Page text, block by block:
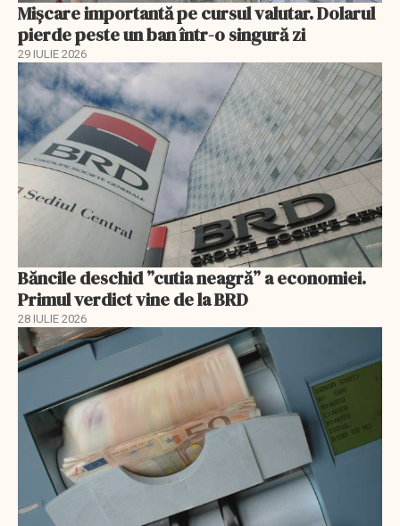
Mișcare importantă pe cursul valutar. Dolarul
pierde peste un ban într-o singură zi
29 IULIE 2026
Băncile deschid ”cutia neagră” a economiei.
Primul verdict vine de la BRD
28 IULIE 2026